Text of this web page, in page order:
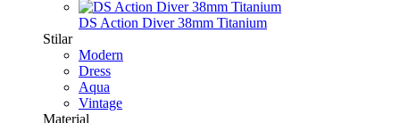
DS Action Diver 38mm Titanium
Stilar
Modern
Dress
Aqua
Vintage
Material